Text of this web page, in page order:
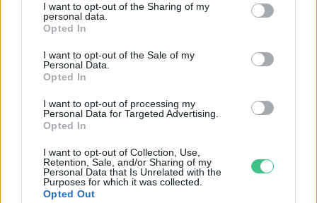
I want to opt-out of the Sharing of my
personal data.
Opted In
I want to opt-out of the Sale of my
Personal Data.
Opted In
I want to opt-out of processing my
Personal Data for Targeted Advertising.
Opted In
I want to opt-out of Collection, Use,
Retention, Sale, and/or Sharing of my
Personal Data that Is Unrelated with the
Purposes for which it was collected.
Opted Out
klímaváltozás
okozta tartós stresszhatással a legelőkön. A
kezünkben van a lehetőség, hogy előrelátóan
gondolkodva lépéseket tegyünk állataink
egészségi állapotának, jóllétének fokozására az
őket érő stresszhatások csökkentésén keresztül,
ami egyben a versenyképes gazdálkodás alapja.
A hőstressz hatásainak mérséklésében